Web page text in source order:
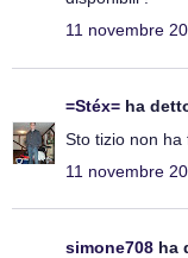
11 novembre
=Stéx= ha
Sto tizio non
11 novembre
simone708 ha